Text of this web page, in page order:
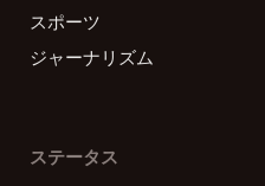
スポーツ
ジャーナリズム
ステータス